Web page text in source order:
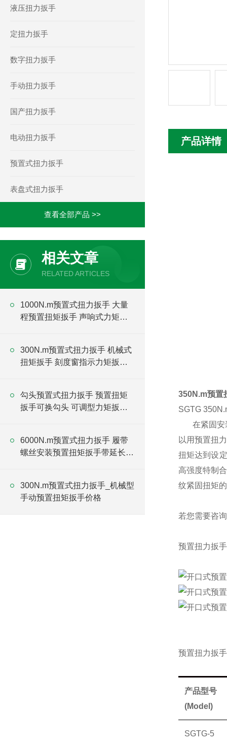
液压扭力扳手
定扭力扳手
数字扭力扳手
手动扭力扳手
国产扭力扳手
电动扭力扳手
预置式扭力扳手
表盘式扭力扳手
查看全部产品 >>
相关文章
RELATED ARTICLES
1000N.m预置式扭力扳手 大量
程预置扭矩扳手 声响式力矩扳
300N.m预置式扭力扳手 机械式
扭矩扳手 刻度窗指示力矩扳手
勾头预置式扭力扳手 预置扭矩
扳手可换勾头 可调型力矩扳手
6000N.m预置式扭力扳手 履带
螺丝安装预置扭矩扳手带延长杆
300N.m预置式扭力扳手_机械型
手动预置扭矩扳手价格
产品详情
350N.m预置
SGTG
在紧固
以用预置扭
扭矩达到设
高强度特制
纹紧固扭矩
若您需要咨
预置扭力扳
预置扭力扳手
产品型号
(Model)
SGTG-5